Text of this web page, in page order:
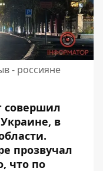
- россияне
совершил
в
прозвучал
что по